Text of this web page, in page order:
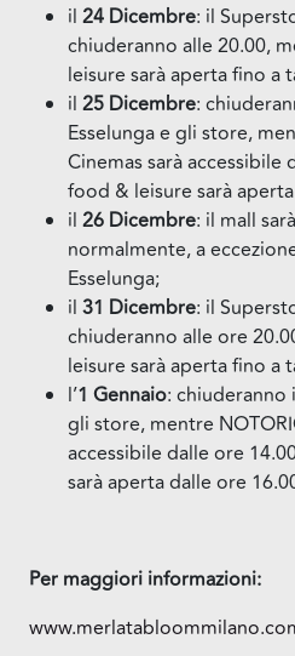
il 24 Dicembre: il
chiuderanno alle 20.00,
leisure sarà aperta fino a
il 25 Dicembre:
Esselunga e gli store,
Cinemas sarà accessibile
food & leisure sarà
il 26 Dicembre: il mall
normalmente, a
Esselunga;
il 31 Dicembre: il
chiuderanno alle ore
leisure sarà aperta fino a
l’1 Gennaio: chiuderanno
gli store, mentre
accessibile dalle ore
sarà aperta dalle ore
Per maggiori informazioni: